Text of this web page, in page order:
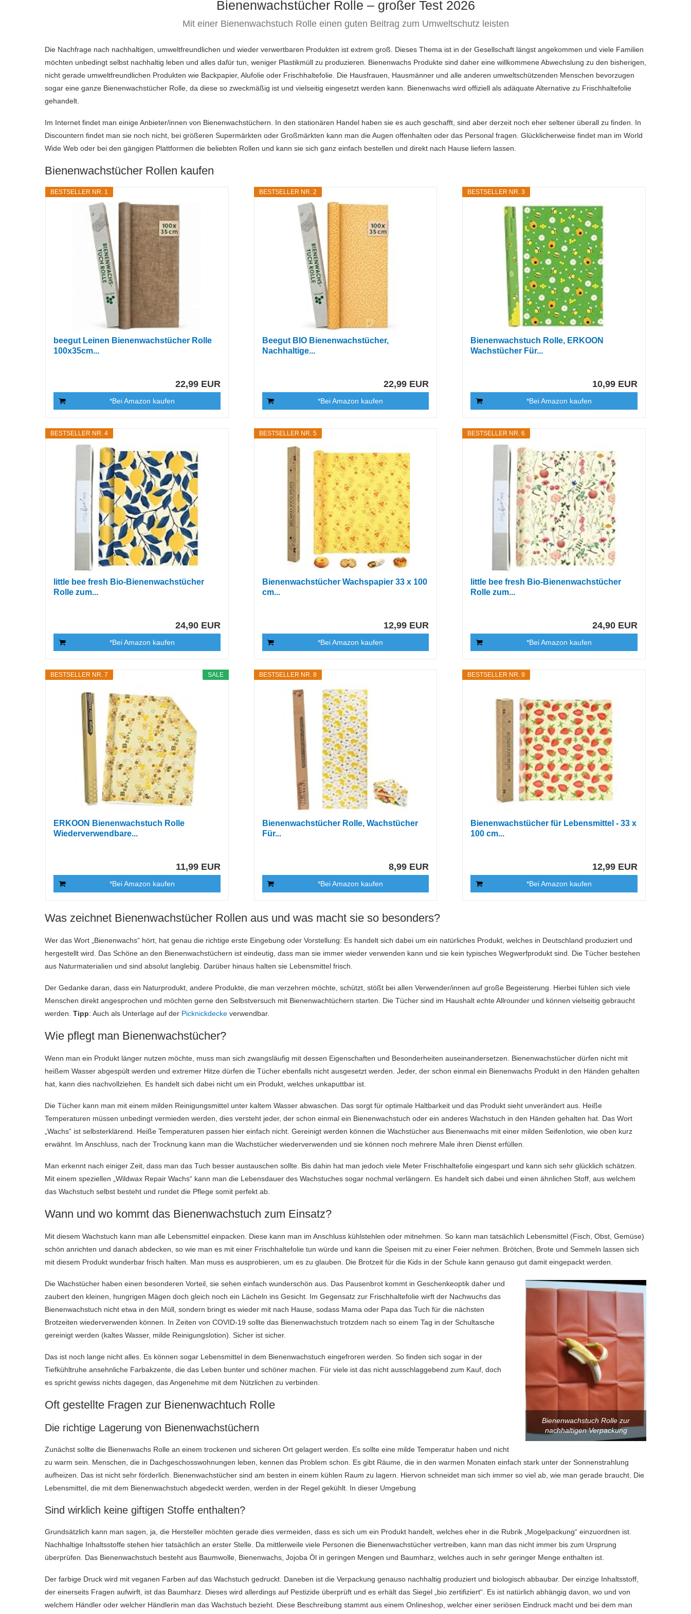
Bienenwachstücher Rolle – großer Test 2026
Mit einer Bienenwachstuch Rolle einen guten Beitrag zum Umweltschutz leisten
Die Nachfrage nach nachhaltigen, umweltfreundlichen und wieder verwertbaren Produkten ist extrem groß. Dieses Thema ist in der Gesellschaft längst angekommen und viele Familien
möchten unbedingt selbst nachhaltig leben und alles dafür tun, weniger Plastikmüll zu produzieren. Bienenwachs Produkte sind daher eine willkommene Abwechslung zu den bisherigen,
nicht gerade umweltfreundlichen Produkten wie Backpapier, Alufolie oder Frischhaltefolie. Die Hausfrauen, Hausmänner und alle anderen umweltschützenden Menschen bevorzugen
sogar eine ganze Bienenwachstücher Rolle, da diese so zweckmäßig ist und vielseitig eingesetzt werden kann. Bienenwachs wird offiziell als adäquate Alternative zu Frischhaltefolie
gehandelt.
Im Internet findet man einige Anbieter/innen von Bienenwachstüchern. In den stationären Handel haben sie es auch geschafft, sind aber derzeit noch eher seltener überall zu finden. In
Discountern findet man sie noch nicht, bei größeren Supermärkten oder Großmärkten kann man die Augen offenhalten oder das Personal fragen. Glücklicherweise findet man im World
Wide Web oder bei den gängigen Plattformen die beliebten Rollen und kann sie sich ganz einfach bestellen und direkt nach Hause liefern lassen.
Bienenwachstücher Rollen kaufen
BESTSELLER NR. 1
beegut Leinen Bienenwachstücher Rolle
100x35cm...
22,99 EUR
*Bei Amazon kaufen
BESTSELLER NR. 2
Beegut BIO Bienenwachstücher,
Nachhaltige...
22,99 EUR
*Bei Amazon kaufen
BESTSELLER NR. 3
Bienenwachstuch Rolle, ERKOON
Wachstücher Für...
10,99 EUR
*Bei Amazon kaufen
BESTSELLER NR. 4
little bee fresh Bio-Bienenwachstücher
Rolle zum...
24,90 EUR
*Bei Amazon kaufen
BESTSELLER NR. 5
Bienenwachstücher Wachspapier 33 x 100
cm...
12,99 EUR
*Bei Amazon kaufen
BESTSELLER NR. 6
little bee fresh Bio-Bienenwachstücher
Rolle zum...
24,90 EUR
*Bei Amazon kaufen
SALE
BESTSELLER NR. 7
ERKOON Bienenwachstuch Rolle
Wiederverwendbare...
11,99 EUR
*Bei Amazon kaufen
BESTSELLER NR. 8
Bienenwachstücher Rolle, Wachstücher
Für...
8,99 EUR
*Bei Amazon kaufen
BESTSELLER NR. 9
Bienenwachstücher für Lebensmittel - 33 x
100 cm...
12,99 EUR
*Bei Amazon kaufen
Was zeichnet Bienenwachstücher Rollen aus und was macht sie so besonders?
Wer das Wort „Bienenwachs“ hört, hat genau die richtige erste Eingebung oder Vorstellung: Es handelt sich dabei um ein natürliches Produkt, welches in Deutschland produziert und
hergestellt wird. Das Schöne an den Bienenwachstüchern ist eindeutig, dass man sie immer wieder verwenden kann und sie kein typisches Wegwerfprodukt sind. Die Tücher bestehen
aus Naturmaterialien und sind absolut langlebig. Darüber hinaus halten sie Lebensmittel frisch.
Der Gedanke daran, dass ein Naturprodukt, andere Produkte, die man verzehren möchte, schützt, stößt bei allen Verwender/innen auf große Begeisterung. Hierbei fühlen sich viele
Menschen direkt angesprochen und möchten gerne den Selbstversuch mit Bienenwachtüchern starten. Die Tücher sind im Haushalt echte Allrounder und können vielseitig gebraucht
werden. Tipp: Auch als Unterlage auf der Picknickdecke verwendbar.
Wie pflegt man Bienenwachstücher?
Wenn man ein Produkt länger nutzen möchte, muss man sich zwangsläufig mit dessen Eigenschaften und Besonderheiten auseinandersetzen. Bienenwachstücher dürfen nicht mit
heißem Wasser abgespült werden und extremer Hitze dürfen die Tücher ebenfalls nicht ausgesetzt werden. Jeder, der schon einmal ein Bienenwachs Produkt in den Händen gehalten
hat, kann dies nachvollziehen. Es handelt sich dabei nicht um ein Produkt, welches unkaputtbar ist.
Die Tücher kann man mit einem milden Reinigungsmittel unter kaltem Wasser abwaschen. Das sorgt für optimale Haltbarkeit und das Produkt sieht unverändert aus. Heiße
Temperaturen müssen unbedingt vermieden werden, dies versteht jeder, der schon einmal ein Bienenwachstuch oder ein anderes Wachstuch in den Händen gehalten hat. Das Wort
„Wachs“ ist selbsterklärend. Heiße Temperaturen passen hier einfach nicht. Gereinigt werden können die Wachstücher aus Bienenwachs mit einer milden Seifenlotion, wie oben kurz
erwähnt. Im Anschluss, nach der Trocknung kann man die Wachstücher wiederverwenden und sie können noch mehrere Male ihren Dienst erfüllen.
Man erkennt nach einiger Zeit, dass man das Tuch besser austauschen sollte. Bis dahin hat man jedoch viele Meter Frischhaltefolie eingespart und kann sich sehr glücklich schätzen.
Mit einem speziellen „Wildwax Repair Wachs“ kann man die Lebensdauer des Wachstuches sogar nochmal verlängern. Es handelt sich dabei und einen ähnlichen Stoff, aus welchem
das Wachstuch selbst besteht und rundet die Pflege somit perfekt ab.
Wann und wo kommt das Bienenwachstuch zum Einsatz?
Mit diesem Wachstuch kann man alle Lebensmittel einpacken. Diese kann man im Anschluss kühlstehlen oder mitnehmen. So kann man tatsächlich Lebensmittel (Fisch, Obst, Gemüse)
schön anrichten und danach abdecken, so wie man es mit einer Frischhaltefolie tun würde und kann die Speisen mit zu einer Feier nehmen. Brötchen, Brote und Semmeln lassen sich
mit diesem Produkt wunderbar frisch halten. Man muss es ausprobieren, um es zu glauben. Die Brotzeit für die Kids in der Schule kann genauso gut damit eingepackt werden.
Bienenwachstuch Rolle zur
nachhaltigen Verpackung
Die Wachstücher haben einen besonderen Vorteil, sie sehen einfach wunderschön aus. Das Pausenbrot kommt in Geschenkeoptik daher und
zaubert den kleinen, hungrigen Mägen doch gleich noch ein Lächeln ins Gesicht. Im Gegensatz zur Frischhaltefolie wirft der Nachwuchs das
Bienenwachstuch nicht etwa in den Müll, sondern bringt es wieder mit nach Hause, sodass Mama oder Papa das Tuch für die nächsten
Brotzeiten wiederverwenden können. In Zeiten von COVID-19 sollte das Bienenwachstuch trotzdem nach so einem Tag in der Schultasche
gereinigt werden (kaltes Wasser, milde Reinigungslotion). Sicher ist sicher.
Das ist noch lange nicht alles. Es können sogar Lebensmittel in dem Bienenwachstuch eingefroren werden. So finden sich sogar in der
Tiefkühltruhe ansehnliche Farbakzente, die das Leben bunter und schöner machen. Für viele ist das nicht ausschlaggebend zum Kauf, doch
es spricht gewiss nichts dagegen, das Angenehme mit dem Nützlichen zu verbinden.
Oft gestellte Fragen zur Bienenwachtuch Rolle
Die richtige Lagerung von Bienenwachstüchern
Zunächst sollte die Bienenwachs Rolle an einem trockenen und sicheren Ort gelagert werden. Es sollte eine milde Temperatur haben und nicht
zu warm sein. Menschen, die in Dachgeschosswohnungen leben, kennen das Problem schon. Es gibt Räume, die in den warmen Monaten einfach stark unter der Sonnenstrahlung
aufheizen. Das ist nicht sehr förderlich. Bienenwachstücher sind am besten in einem kühlen Raum zu lagern. Hiervon schneidet man sich immer so viel ab, wie man gerade braucht. Die
Lebensmittel, die mit dem Bienenwachstuch abgedeckt werden, werden in der Regel gekühlt. In dieser Umgebung
Sind wirklich keine giftigen Stoffe enthalten?
Grundsätzlich kann man sagen, ja, die Hersteller möchten gerade dies vermeiden, dass es sich um ein Produkt handelt, welches eher in die Rubrik „Mogelpackung“ einzuordnen ist.
Nachhaltige Inhaltsstoffe stehen hier tatsächlich an erster Stelle. Da mittlerweile viele Personen die Bienenwachstücher vertreiben, kann man das nicht immer bis zum Ursprung
überprüfen. Das Bienenwachstuch besteht aus Baumwolle, Bienenwachs, Jojoba Öl in geringen Mengen und Baumharz, welches auch in sehr geringer Menge enthalten ist.
Der farbige Druck wird mit veganen Farben auf das Wachstuch gedruckt. Daneben ist die Verpackung genauso nachhaltig produziert und biologisch abbaubar. Der einzige Inhaltsstoff,
der einerseits Fragen aufwirft, ist das Baumharz. Dieses wird allerdings auf Pestizide überprüft und es erhält das Siegel „bio zertifiziert“. Es ist natürlich abhängig davon, wo und von
welchem Händler oder welcher Händlerin man das Wachstuch bezieht. Diese Beschreibung stammt aus einem Onlineshop, welcher einer seriösen Eindruck macht und bei dem man